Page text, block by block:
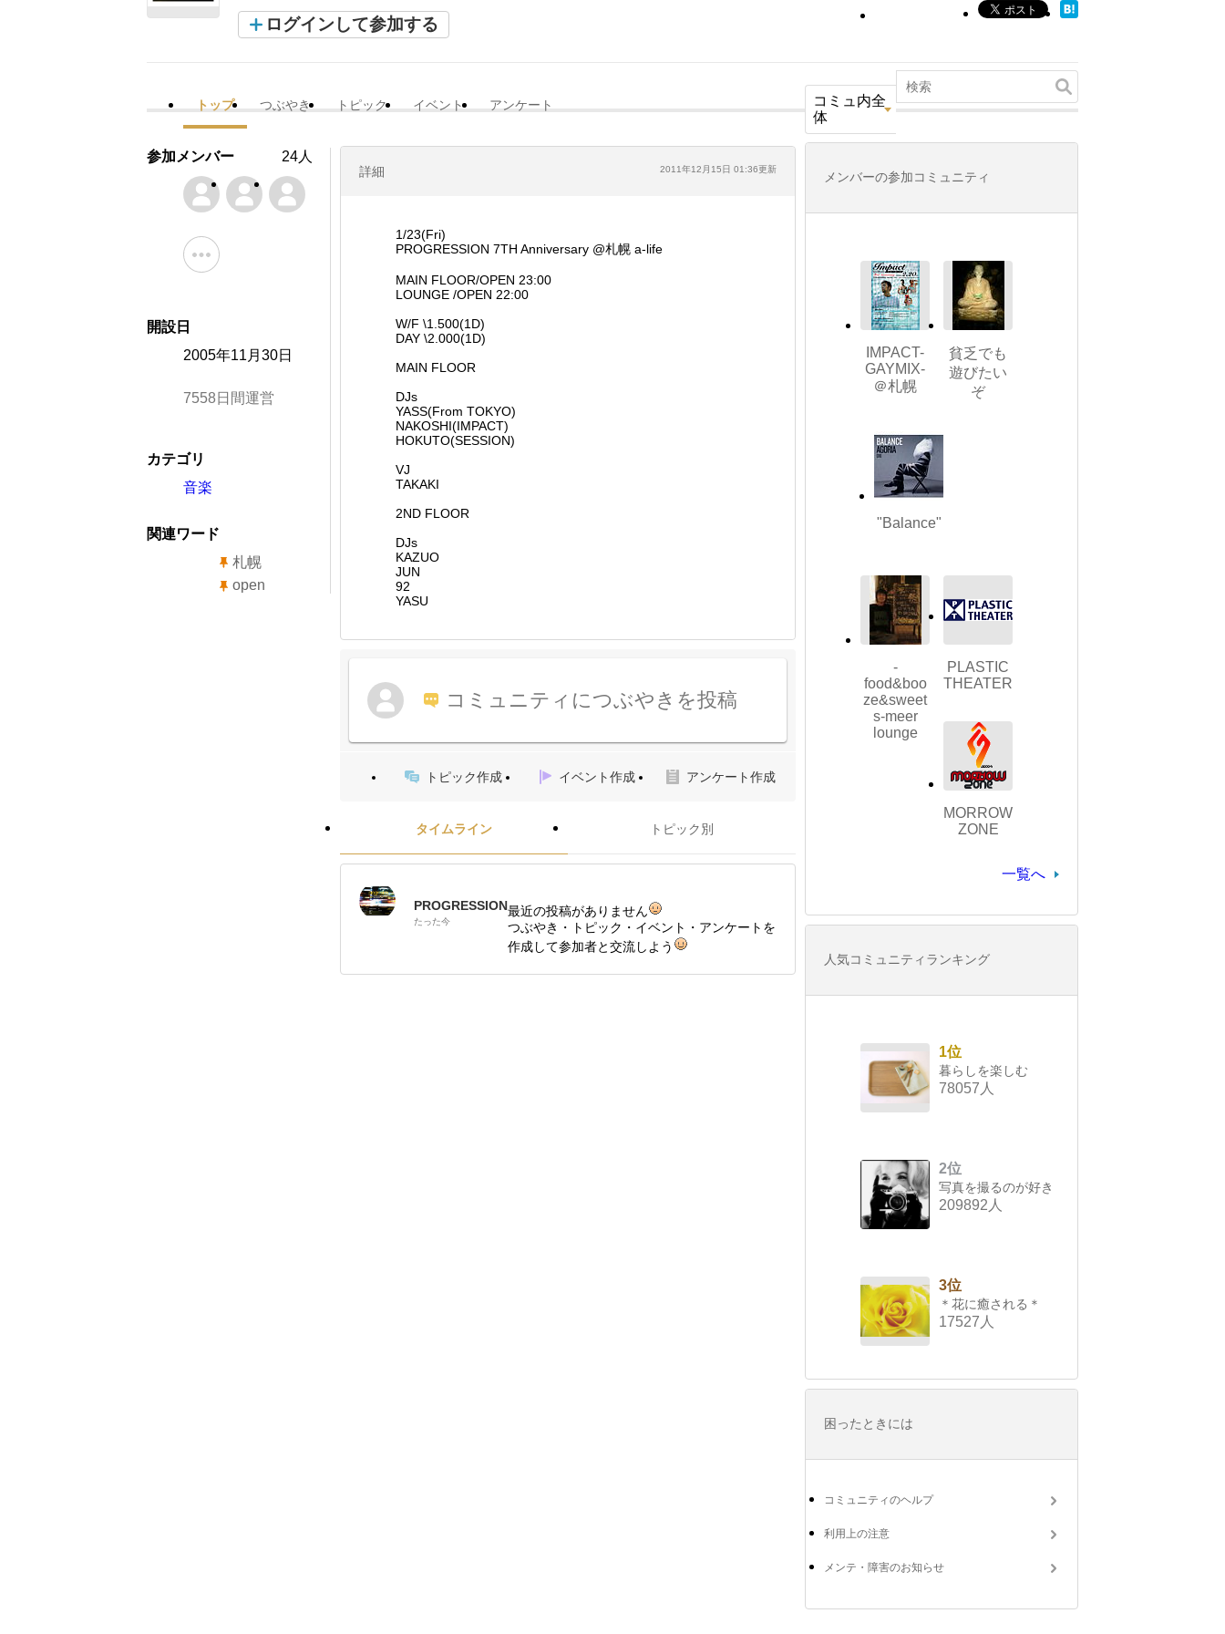
ログインして参加する
トップ つぶやき トピック イベント アンケート
コミュ内全
体
詳細 2011年12月15日 01:36更新
1/23(Fri)
PROGRESSION 7TH Anniversary @札幌 a-life
MAIN FLOOR/OPEN 23:00
LOUNGE /OPEN 22:00
W/F \1.500(1D)
DAY \2.000(1D)
MAIN FLOOR
DJs
YASS(From TOKYO)
NAKOSHI(IMPACT)
HOKUTO(SESSION)
VJ
TAKAKI
2ND FLOOR
DJs
KAZUO
JUN
92
YASU
コミュニティにつぶやきを投稿
トピック作成 イベント作成 アンケート作成
タイムライン トピック別
PROGRESSION
たった今
最近の投稿がありません
つぶやき・トピック・イベント・アンケートを
作成して参加者と交流しよう
参加メンバー 24人
開設日
2005年11月30日
7558日間運営
カテゴリ
音楽
関連ワード
札幌
open
メンバーの参加コミュニティ
IMPACT-
GAYMIX-
＠札幌
貧乏でも
遊びたい
ぞ
"Balance"
-
food&boo
ze&sweet
s-meer
lounge
PLASTIC
THEATER
MORROW
ZONE
一覧へ
人気コミュニティランキング
1位
暮らしを楽しむ
78057人
2位
写真を撮るのが好き
209892人
3位
＊花に癒される＊
17527人
困ったときには
コミュニティのヘルプ
利用上の注意
メンテ・障害のお知らせ